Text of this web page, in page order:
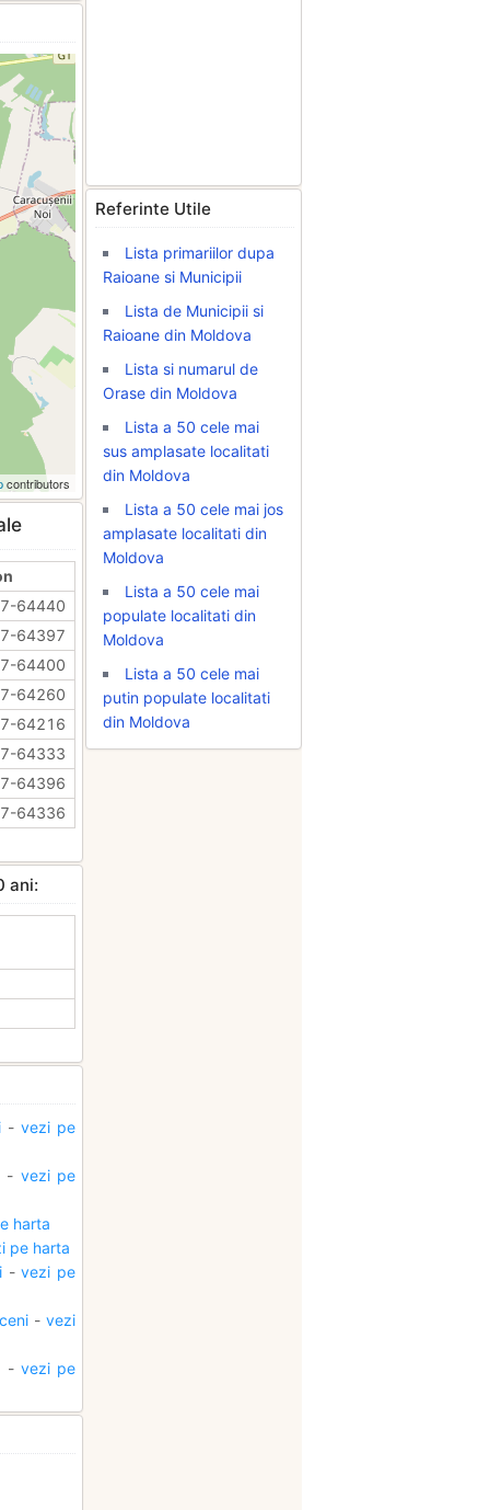
contributors
64440
64397
64400
64260
64216
64333
64396
64336
ani:
- vezi pe
- vezi pe
harta
pe harta
-vezi pe
-vezi
- vezi pe
Referinte Utile
Lista primariilor dupa
Raioane si Municipii
Lista de Municipii si
Raioane din Moldova
Lista si numarul de
Orase din Moldova
Lista a 50 cele mai
sus amplasate localitati
din Moldova
Lista a 50 cele mai jos
amplasate localitati din
Moldova
Lista a 50 cele mai
populate localitati din
Moldova
Lista a 50 cele mai
putin populate localitati
din Moldova